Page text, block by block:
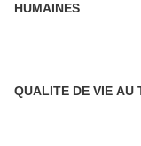
HUMAINES
QUALITE DE VIE AU